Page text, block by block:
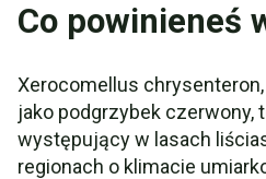
Xerocomellus chrysenteron
Co powinieneś
Xerocomellus
jako podgrzybek czerwony,
występujący w lasach
regionach o klimacie